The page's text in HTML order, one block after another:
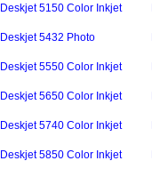
Deskjet 5150 Color Inkjet
Deskjet 5432 Photo
Deskjet 5550 Color Inkjet
Deskjet 5650 Color Inkjet
Deskjet 5740 Color Inkjet
Deskjet 5850 Color Inkjet